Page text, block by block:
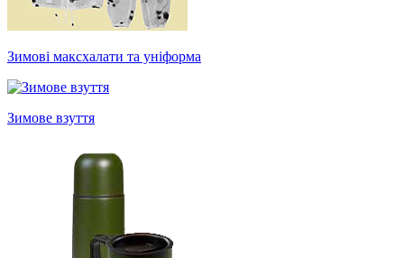
Зимові максхалати та уніформа
Зимове взуття